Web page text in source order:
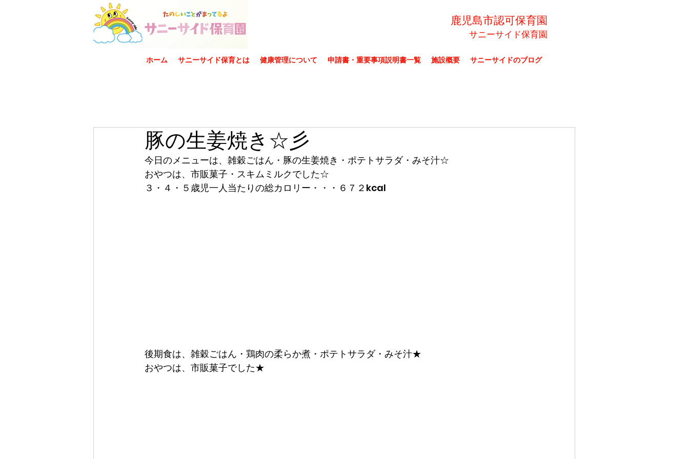
鹿児島市認可保育園
サニーサイド保育園
ホーム サニーサイド保育とは 健康管理について 申請書・重要事項説明書一覧 施設概要 サニーサイドのブログ
豚の生姜焼き☆彡
今日のメニューは、雑穀ごはん・豚の生姜焼き・ポテトサラダ・みそ汁☆
おやつは、市販菓子・スキムミルクでした☆
３・４・５歳児一人当たりの総カロリー・・・６７２kcal
後期食は、雑穀ごはん・鶏肉の柔らか煮・ポテトサラダ・みそ汁★
おやつは、市販菓子でした★